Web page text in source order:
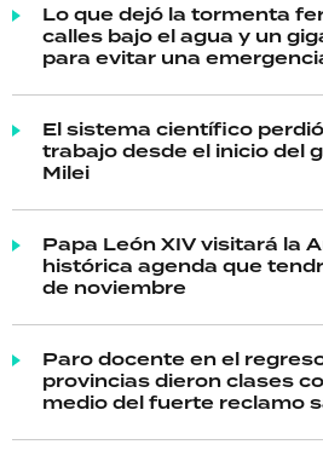
Lo que dejó la tormenta
calles bajo el agua y un
para evitar una
El sistema científico
trabajo desde el inicio del
Milei
Papa León XIV visitará la
histórica agenda que
de noviembre
Paro docente en el
provincias dieron clases
medio del fuerte reclamo